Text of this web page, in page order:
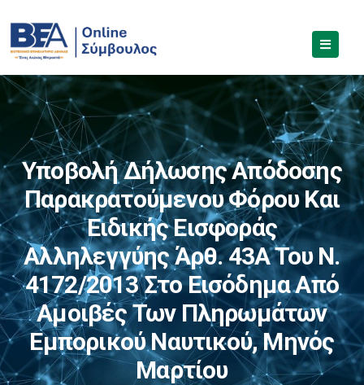
Υποβολή Δήλωσης Απόδοσης
Παρακρατούμενου Φόρου Και
Ειδικής Εισφοράς
Αλληλεγγύης Άρθ. 43Α Του Ν.
4172/2013 Στο Εισόδημα Από
Αμοιβές Των Πληρωμάτων
Εμπορικού Ναυτικού, Μηνός
Μαρτίου